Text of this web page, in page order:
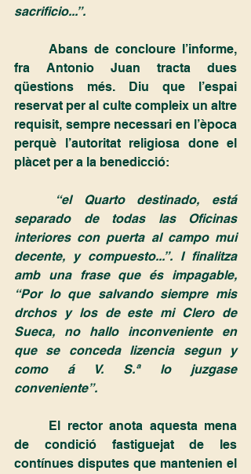
sacrificio...”.
fra Antonio Juan tracta dues
qüestions més. Diu que l’espai
reservat per al culte compleix un altre
requisit, sempre necessari en l’època
perquè l’autoritat religiosa done el
plàcet per a la benedicció:
“el Quarto destinado, está
separado de todas las Oficinas
interiores con puerta al campo mui
decente, y compuesto...”. I finalitza
amb una frase que és impagable,
“Por lo que salvando siempre mis
drchos y los de este mi Clero de
Sueca, no hallo inconveniente en
que se conceda lizencia segun y
como á V. S.ª lo juzgase
conveniente”.
de condició fastiguejat de les
contínues disputes que mantenien el